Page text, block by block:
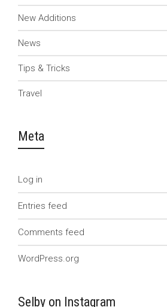
New Additions
News
Tips & Tricks
Travel
Meta
Log in
Entries feed
Comments feed
WordPress.org
Selby on Instagram